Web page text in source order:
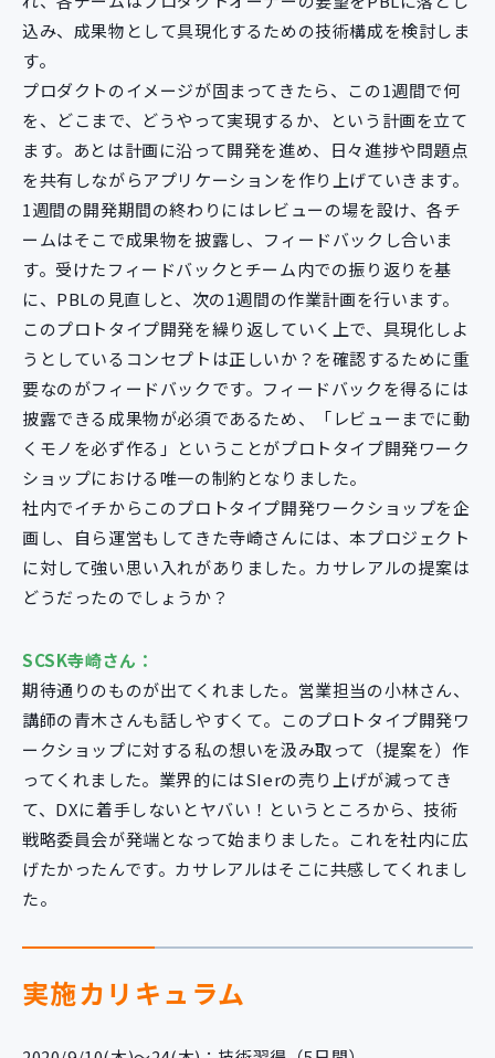
込み、成果物として具現化するための技術構成を検討しま
す。
プロダクトのイメージが固まってきたら、この1週間で何
を、どこまで、どうやって実現するか、という計画を立て
ます。あとは計画に沿って開発を進め、日々進捗や問題点
を共有しながらアプリケーションを作り上げていきます。
1週間の開発期間の終わりにはレビューの場を設け、各チ
ームはそこで成果物を披露し、フィードバックし合いま
す。受けたフィードバックとチーム内での振り返りを基
に、PBLの見直しと、次の1週間の作業計画を行います。
このプロトタイプ開発を繰り返していく上で、具現化しよ
うとしているコンセプトは正しいか？を確認するために重
要なのがフィードバックです。フィードバックを得るには
披露できる成果物が必須であるため、「レビューまでに動
くモノを必ず作る」ということがプロトタイプ開発ワーク
ショップにおける唯一の制約となりました。
社内でイチからこのプロトタイプ開発ワークショップを企
画し、自ら運営もしてきた寺崎さんには、本プロジェクト
に対して強い思い入れがありました。カサレアルの提案は
どうだったのでしょうか？
SCSK寺崎さん：
期待通りのものが出てくれました。営業担当の小林さん、
講師の青木さんも話しやすくて。このプロトタイプ開発ワ
ークショップに対する私の想いを汲み取って（提案を）作
ってくれました。業界的にはSIerの売り上げが減ってき
て、DXに着手しないとヤバい！というところから、技術
戦略委員会が発端となって始まりました。これを社内に広
げたかったんです。カサレアルはそこに共感してくれまし
た。
実施カリキュラム